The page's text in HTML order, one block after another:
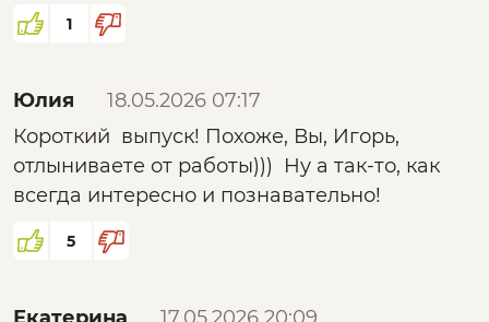
1
Юлия
18.05.2026 07:17
Короткий выпуск! Похоже, Вы, Игорь,
отлыниваете от работы))) Ну а так-то, как
всегда интересно и познавательно!
5